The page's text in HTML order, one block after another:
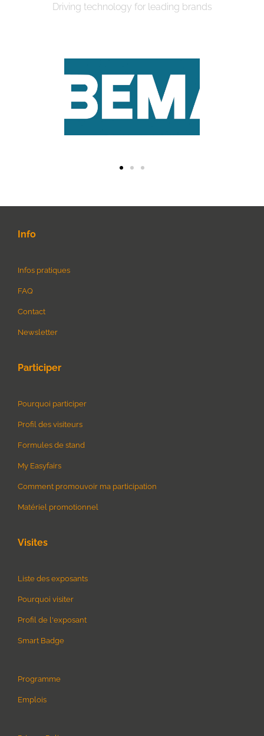
Driving technology for leading brands
Info
Infos pratiques
FAQ
Contact
Newsletter
Participer
Pourquoi participer
Profil des visiteurs
Formules de stand
My Easyfairs
Comment promouvoir ma participation
Matériel promotionnel
Visites
Liste des exposants
Pourquoi visiter
Profil de l'exposant
Smart Badge
Programme
Emplois